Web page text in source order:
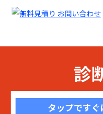
診
タップです